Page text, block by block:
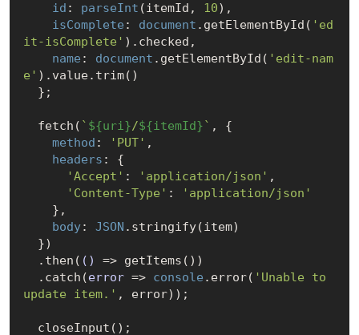
id : parseInt (itemId, 10),
isComplete : document .getElementById( 'ed
it-isComplete' ).checked,
name : document .getElementById( 'edit-nam
e' ).value.trim()
  fetch(
` ${uri}/${itemId} ` , {
method : 'PUT' ,
headers : {
'Accept' : 'application/json' ,
'Content-Type' :
'application/json'
body: JSON .stringify(item)
  .then(
() => getItems())
  .catch(
error => console .error( 'Unable to
update item.' , error));